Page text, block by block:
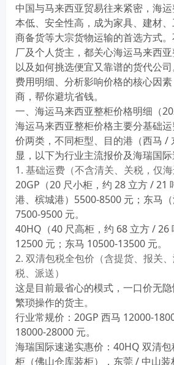
中国与马来西亚贸易往来紧密，海
本低、安全性高 ，成为家具、建材
商备货等大宗货物运输的首选方式
厂及个人货主，都关心海运马来西亚
以及如何挑选便宜又靠谱的货代公
费用明细、分析影响价格的核心因
商，帮你避坑省钱。
一、海运马来西亚整柜价格明细（
海运马来西亚整柜价格主要分基础
价两类，不同柜型、目的港（西马 /
显，以下为行业主流报价及海瑞国际
1. 基础运费（不含清关、关税，仅海
20GP（20 尺小柜，约 28 立方 / 21
港、槟城港）5500-8500 元；东马（
7500-9500 元。
40HQ（40 尺高柜，约 68 立方 / 26
12500 元；东马 10500-13500 元。
2. 双清包税全包价（含提货、报关
税、派送）
这是目前最省心的模式， 一口价无
繁琐操作的货主。
行业常规价：20GP 西马 12000-
18000-28000 元。
海瑞国际速递实惠价 ：40HQ 双清
柜 （佛山仓库装柜），东莞 / 中山